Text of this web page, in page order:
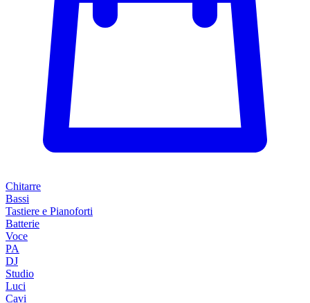
Chitarre
Bassi
Tastiere e Pianoforti
Batterie
Voce
PA
DJ
Studio
Luci
Cavi